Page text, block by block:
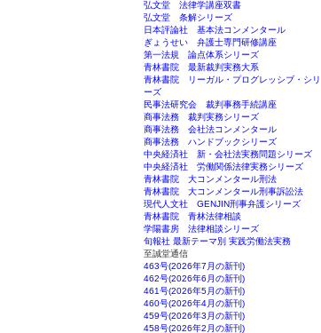
弘文堂 法律学講座双書
弘文堂 条解シリーズ
日本評論社 基本法コンメンタール
ぎょうせい 弁護士専門研修講座
第一法規 論点体系シリーズ
青林書院 最新裁判実務大系
青林書院 リーガル・プログレッシブ・シリ
ーズ
民事法研究会 裁判事務手続講座
商事法務 裁判実務シリーズ
商事法務 会社法コンメンタール
商事法務 ハンドブックシリーズ
中央経済社 新・会社法実務問題シリーズ
中央経済社 労働関係法律実務シリーズ
青林書院 大コンメンタール刑法
青林書院 大コンメンタール刑事訴訟法
現代人文社 GENJIN刑事弁護シリーズ
青林書院 青林法律相談
学陽書房 法律相談シリーズ
旬報社 最新テーマ別 実践労働法実務
至誠堂通信
463号(2026年7月の新刊)
462号(2026年6月の新刊)
461号(2026年5月の新刊)
460号(2026年4月の新刊)
459号(2026年3月の新刊)
458号(2026年2月の新刊)